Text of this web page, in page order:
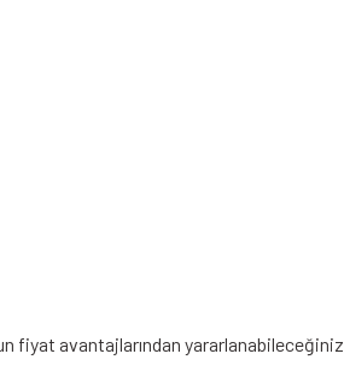
fiyat avantajlarından yararlanabileceğiniz